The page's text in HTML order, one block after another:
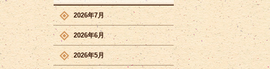
2026年7月
2026年6月
2026年5月